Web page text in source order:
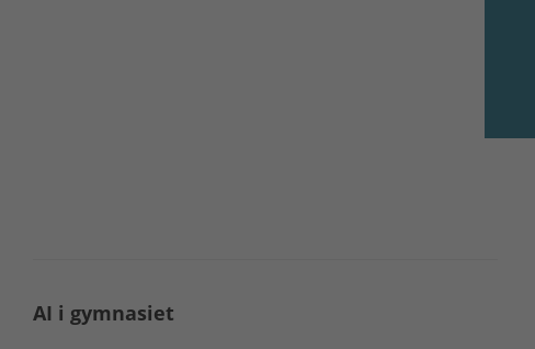
AI i gymnasiet